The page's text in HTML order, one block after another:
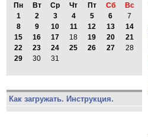
Пн
Вт Ср Чт Пт Сб
Вс
1
2 3 4 5 6
7
8
9 10 11 12 13
14
15
16 17 18 19 20
21
22
23 24 25 26 27
28
29
30 31
Как загружать. Инструкция.